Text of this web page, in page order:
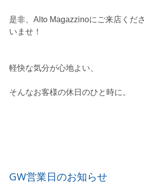
是非、Alto Magazzinoにご来店くださ
いませ！
軽快な気分が心地よい、
そんなお客様の休日のひと時に。
GW営業日のお知らせ